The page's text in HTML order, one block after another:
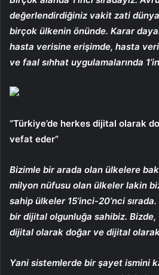
değerlendirdiğiniz vakit zati
birçok ülkenin önünde. Karar
hasta verisine erişimde, hasta
ve faal sıhhat uygulamalarında
“Türkiye’de herkes dijital olarak
vefat eder”
Bizimle bir arada olan ülkelere
milyon nüfusu olan ülkeler lakin
sahip ülkeler 15’inci-20’nci
bir dijital olgunluğa sahibiz. Bizde,
dijital olarak doğar ve dijital
Yani sistemlerde bir şayet ismini